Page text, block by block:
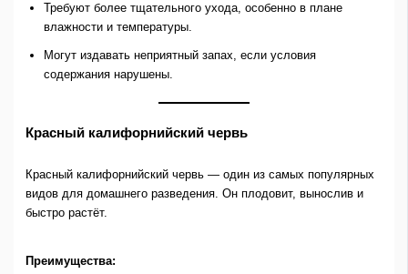
Требуют более тщательного ухода, особенно в плане
влажности и температуры.
Могут издавать неприятный запах, если условия
содержания нарушены.
Красный калифорнийский червь
Красный калифорнийский червь — один из самых популярных
видов для домашнего разведения. Он плодовит, вынослив и
быстро растёт.
Преимущества: